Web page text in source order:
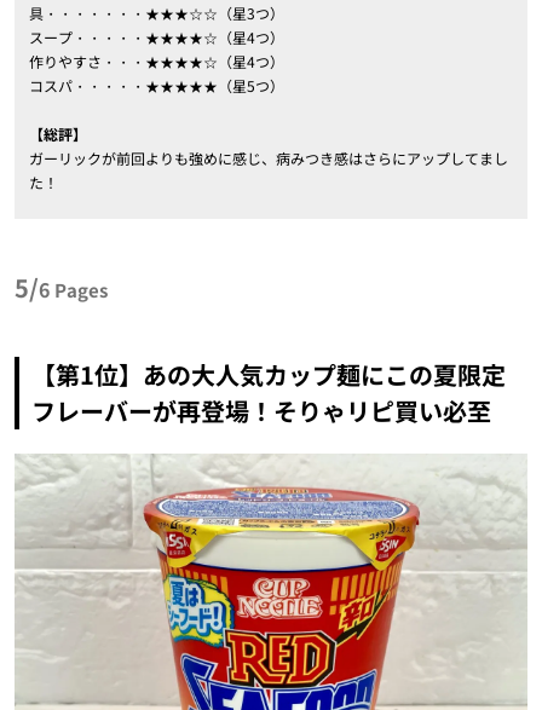
具・・・・・・・★★★☆☆（星3つ）
スープ・・・・・★★★★☆（星4つ）
作りやすさ・・・★★★★☆（星4つ）
コスパ・・・・・★★★★★（星5つ）
【総評】
ガーリックが前回よりも強めに感じ、病みつき感はさらにアップしてまし
た！
5/6 Pages
【第1位】あの大人気カップ麺にこの夏限定
フレーバーが再登場！そりゃリピ買い必至